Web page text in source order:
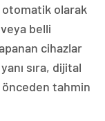
olarak
belli
cihazlar
sıra, dijital
önceden tahmin